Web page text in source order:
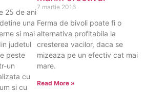
25 de ani
una
si mai
judetul
peste
un
cu
si cu
7 martie 2016
Ferma de bivoli poate fi o
alternativa profitabila la
cresterea vacilor, daca se
mizeaza pe un efectiv cat mai
mare.
Read More »